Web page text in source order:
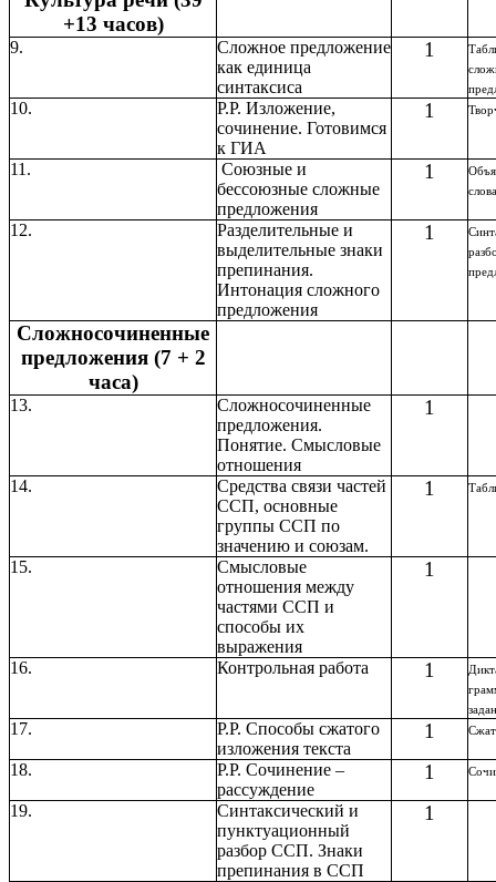
+13 часов)
9.
Сложное предложение
как единица
синтаксиса
1
10.
Р.Р. Изложение,
сочинение. Готовимся
к ГИА
1
11.
Союзные и
бессоюзные сложные
предложения
1
12.
Разделительные и
выделительные знаки
препинания.
Интонация сложного
предложения
1
Сложносочиненные
предложения (7 + 2
часа)
13.
Сложносочиненные
предложения.
Понятие. Смысловые
отношения
1
14.
Средства связи частей
ССП, основные
группы ССП по
значению и союзам.
1
15.
Смысловые
отношения между
частями ССП и
способы их
выражения
1
16. Контрольная работа 1
17.
Р.Р. Способы сжатого
изложения текста
1
18.
Р.Р. Сочинение –
рассуждение
1
19.
Синтаксический и
пунктуационный
разбор ССП. Знаки
препинания в ССП
1